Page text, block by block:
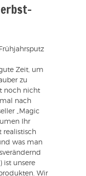
Zeit, um
zu
noch nicht
nach
„Magic
Ihr
realistisch
was man
ist unsere
Wir